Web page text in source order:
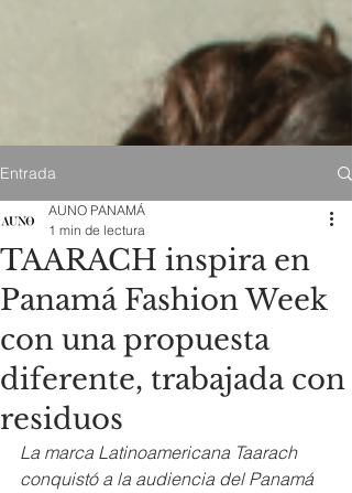
Entrada
TAARACH inspira en
Panamá Fashion Week
con una propuesta
diferente, trabajada con
residuos
AUNO PANAMÁ
1 min de lectura
La marca Latinoamericana Taarach
conquistó a la audiencia del Panamá